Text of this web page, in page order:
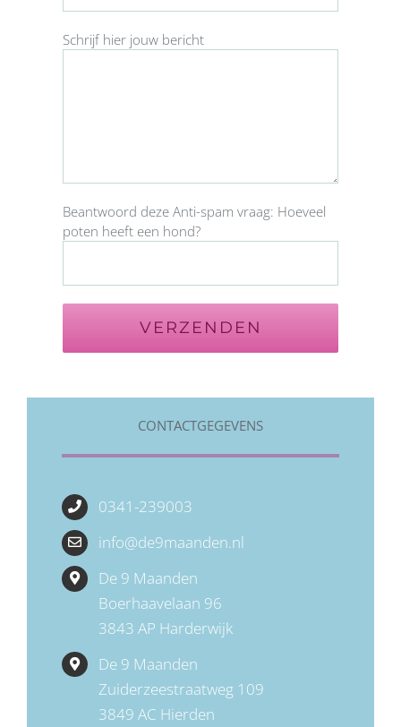
Schrijf hier jouw bericht
Beantwoord deze Anti-spam vraag: Hoeveel
poten heeft een hond?
CONTACTGEGEVENS
0341-239003
info@de9maanden.nl
De 9 Maanden
Boerhaavelaan 96
3843 AP Harderwijk
De 9 Maanden
Zuiderzeestraatweg 109
3849 AC Hierden